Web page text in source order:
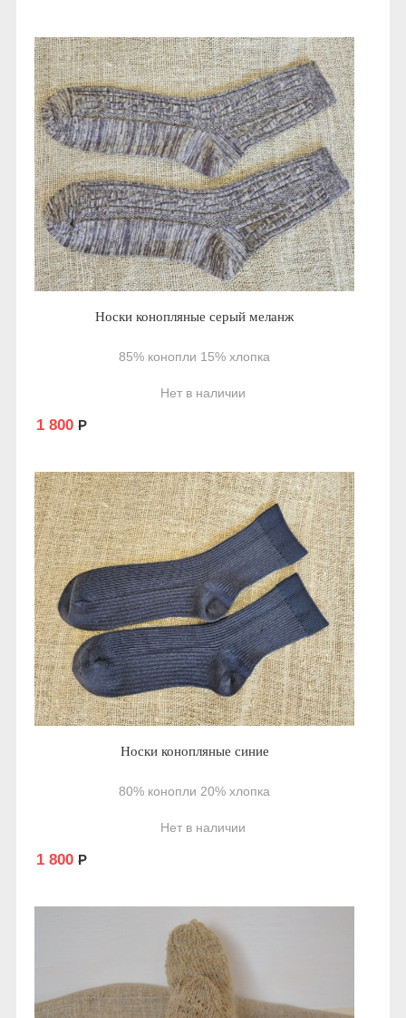
Носки конопляные серый меланж
85% конопли 15% хлопка
Нет в наличии
1 800 Р
Носки конопляные синие
80% конопли 20% хлопка
Нет в наличии
1 800 Р